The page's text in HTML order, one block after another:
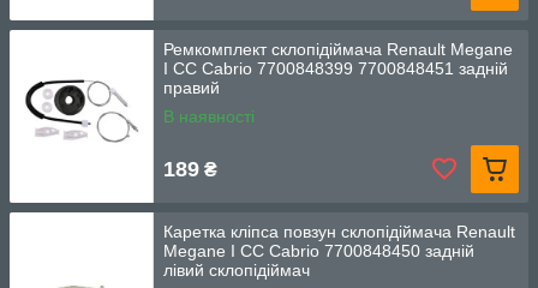
Ремкомплект склопідіймача Renault Megane
I CC Cabrio 7700848399 7700848451 задній
правий
В наявності
189 ₴
Каретка кліпса повзун склопідіймача Renault
Megane I CC Cabrio 7700848450 задній
лівий склопідіймач